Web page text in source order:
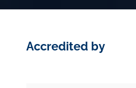
Accredited by